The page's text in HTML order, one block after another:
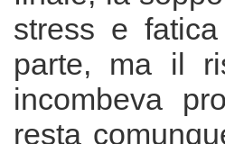
stress e
parte, ma il
incombeva
resta